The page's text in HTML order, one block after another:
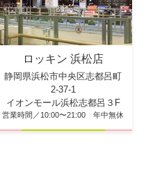
ロッキン 浜松店
静岡県浜松市中央区志都呂町
2-37-1
イオンモール浜松志都呂３F
営業時間／10:00〜21:00 年中無休